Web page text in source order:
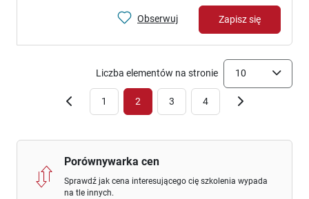
Obserwuj Zapisz się
1 2 3 4
Liczba elementów na stronie 10
Porównywarka cen
Sprawdź jak cena interesującego cię szkolenia wypada
na tle innych.